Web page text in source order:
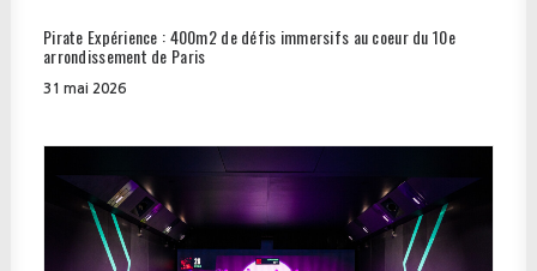
Pirate Expérience : 400m2 de défis immersifs au coeur du 10e
arrondissement de Paris
31 mai 2026